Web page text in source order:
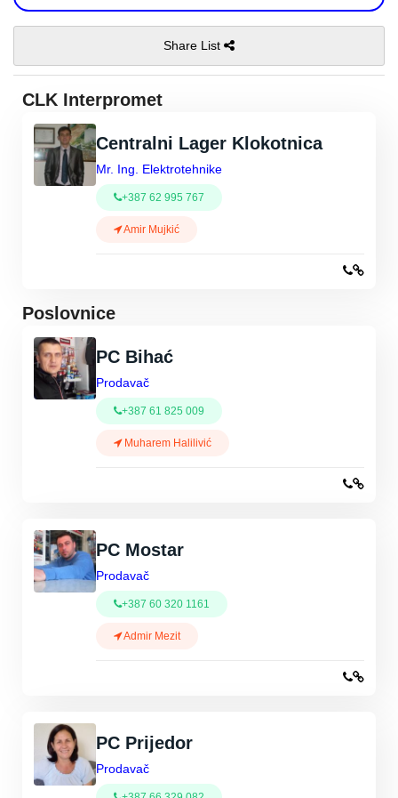
Share List
CLK Interpromet
Centralni Lager Klokotnica
Mr. Ing. Elektrotehnike
+387 62 995 767
Amir Mujkić
Poslovnice
PC Bihać
Prodavač
+387 61 825 009
Muharem Halilivić
PC Mostar
Prodavač
+387 60 320 1161
Admir Mezit
PC Prijedor
Prodavač